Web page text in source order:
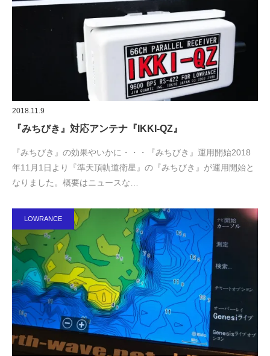
2018.11.9
『みちびき』対応アンテナ『IKKI-QZ』
『みちびき』の効果やいかに・・・『みちびき』運用開始2018
年11月1日より『準天頂軌道衛星』の『みちびき』が運用開始と
なりました。概要はニュースな…
LOWRANCE